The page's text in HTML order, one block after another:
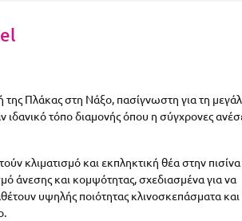
Πλάκας στη Νάξο, πασίγνωστη για τη
τόπο διαμονής όπου η σύγχρονες
κλιματισμό και εκπληκτική θέα στην πισίνα
άνεσης και κομψότητας, σχεδιασμένα για να
υψηλής ποιότητας κλινοσκεπάσματα και